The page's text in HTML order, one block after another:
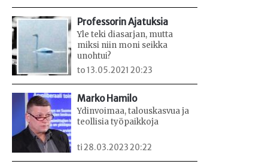
Professorin Ajatuksia
Yle teki diasarjan, mutta
miksi niin moni seikka
unohtui?
to 13.05.2021 20:23
Marko Hamilo
Ydinvoimaa, talouskasvua ja
teollisia työpaikkoja
ti 28.03.2023 20:22